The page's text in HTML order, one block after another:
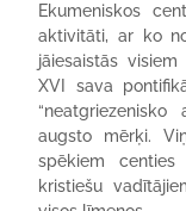
Ekumeniskos
aktivitāti, ar ko
jāiesaistās
XVI sava
augsto mērķi.
spēkiem
kristiešu